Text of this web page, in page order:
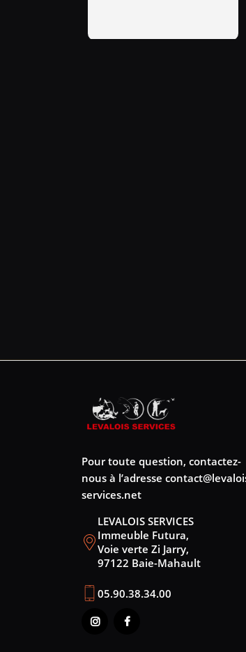
Pour toute question, contactez-
nous à l’adresse
services.net
LEVALOIS SERVICES
Immeuble Futura,
Voie verte Zi Jarry,
97122 Baie-Mahault
05.90.38.34.00